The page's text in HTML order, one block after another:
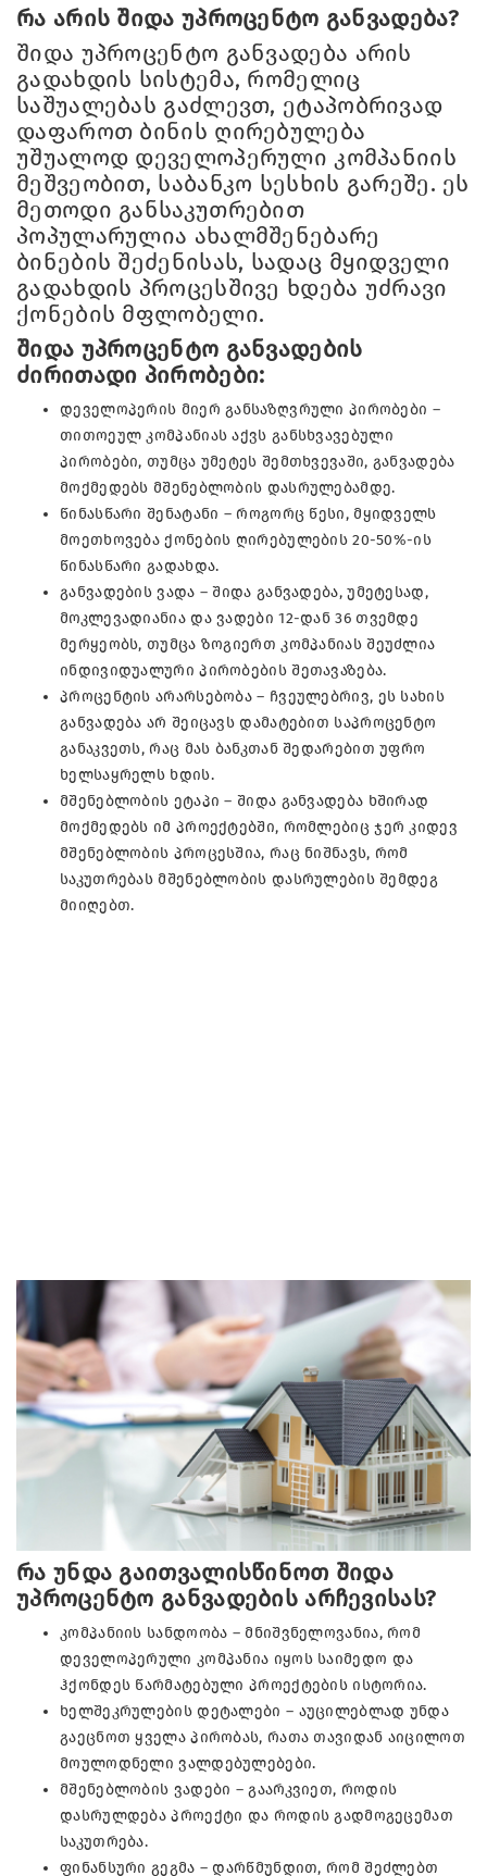
რა არის შიდა უპროცენტო განვადება?
შიდა უპროცენტო განვადება არის
გადახდის სისტემა, რომელიც
საშუალებას გაძლევთ, ეტაპობრივად
დაფაროთ ბინის ღირებულება
უშუალოდ დეველოპერული კომპანიის
მეშვეობით, საბანკო სესხის გარეშე. ეს
მეთოდი განსაკუთრებით
პოპულარულია ახალმშენებარე
ბინების შეძენისას, სადაც მყიდველი
გადახდის პროცესშივე ხდება უძრავი
ქონების მფლობელი.
შიდა უპროცენტო განვადების
ძირითადი პირობები:
დეველოპერის მიერ განსაზღვრული პირობები –
თითოეულ კომპანიას აქვს განსხვავებული
პირობები, თუმცა უმეტეს შემთხვევაში, განვადება
მოქმედებს მშენებლობის დასრულებამდე.
წინასწარი შენატანი – როგორც წესი, მყიდველს
მოეთხოვება ქონების ღირებულების 20-50%-ის
წინასწარი გადახდა.
განვადების ვადა – შიდა განვადება, უმეტესად,
მოკლევადიანია და ვადები 12-დან 36 თვემდე
მერყეობს, თუმცა ზოგიერთ კომპანიას შეუძლია
ინდივიდუალური პირობების შეთავაზება.
პროცენტის არარსებობა – ჩვეულებრივ, ეს სახის
განვადება არ შეიცავს დამატებით საპროცენტო
განაკვეთს, რაც მას ბანკთან შედარებით უფრო
ხელსაყრელს ხდის.
მშენებლობის ეტაპი – შიდა განვადება ხშირად
მოქმედებს იმ პროექტებში, რომლებიც ჯერ კიდევ
მშენებლობის პროცესშია, რაც ნიშნავს, რომ
საკუთრებას მშენებლობის დასრულების შემდეგ
მიიღებთ.
რა უნდა გაითვალისწინოთ შიდა
უპროცენტო განვადების არჩევისას?
კომპანიის სანდოობა – მნიშვნელოვანია, რომ
დეველოპერული კომპანია იყოს საიმედო და
ჰქონდეს წარმატებული პროექტების ისტორია.
ხელშეკრულების დეტალები – აუცილებლად უნდა
გაეცნოთ ყველა პირობას, რათა თავიდან აიცილოთ
მოულოდნელი ვალდებულებები.
მშენებლობის ვადები – გაარკვიეთ, როდის
დასრულდება პროექტი და როდის გადმოგეცემათ
საკუთრება.
ფინანსური გეგმა – დარწმუნდით, რომ შეძლებთ